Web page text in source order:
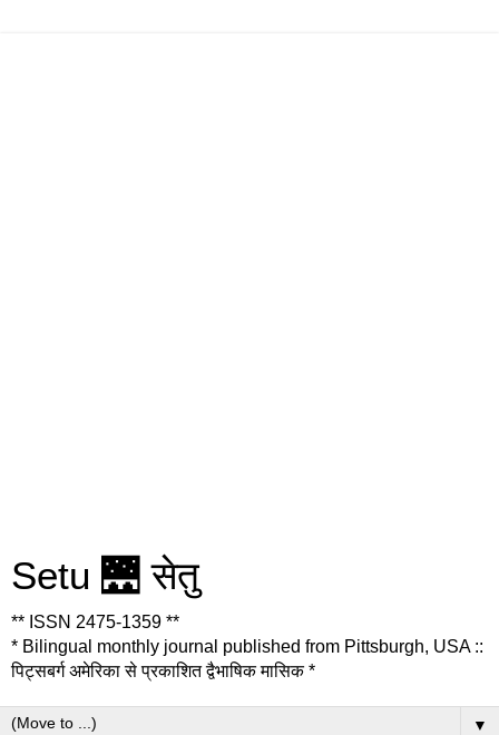
Setu 🌉 सेतु
** ISSN 2475-1359 **
* Bilingual monthly journal published from Pittsburgh, USA ::
पिट्सबर्ग अमेरिका से प्रकाशित द्वैभाषिक मासिक *
▼